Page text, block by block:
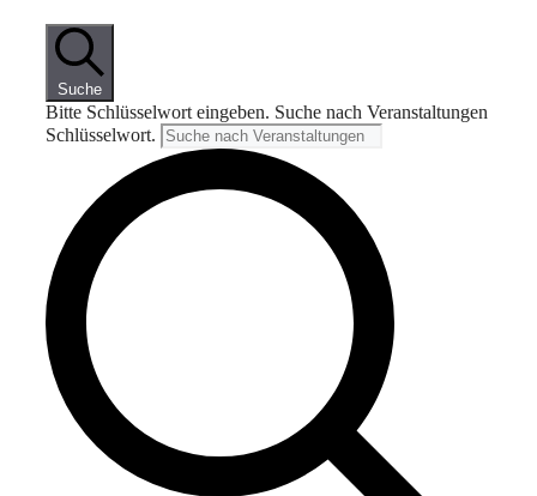
Suche
Bitte Schlüsselwort eingeben. Suche nach Veranstaltungen
Schlüsselwort.